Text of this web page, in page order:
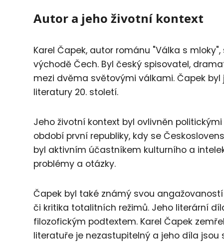
Autor a jeho životní kontext
Karel Čapek, autor románu "Válka s
východě Čech. Byl český spisovatel,
mezi dvěma světovými válkami. Čapek
literatury 20. století.
Jeho životní kontext byl ovlivněn
období první republiky, kdy se
byl aktivním účastníkem kulturního a
problémy a otázky.
Čapek byl také známý svou
či kritika totalitních režimů. Jeho literární
filozofickým podtextem. Karel Čapek
literatuře je nezastupitelný a jeho díla